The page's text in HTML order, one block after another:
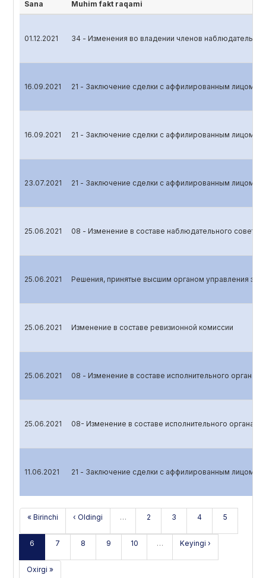
Sana Muhim fakt raqami
01.12.2021 34 - Изменения во владении членов
16.09.2021 21 - Заключение сделки с аффилированным лицом
16.09.2021 21 - Заключение сделки с аффилированным лицом
23.07.2021 21 - Заключение сделки с аффилированным лицом
25.06.2021 08 - Изменение в составе наблюдательного совета
25.06.2021 Решения, принятые высшим органом управления
25.06.2021 Изменение в составе ревизионной комиссии
25.06.2021 08 - Изменение в составе исполнительного органа
25.06.2021 08- Изменение в составе исполнительного органа
11.06.2021 21 - Заключение сделки с аффилированным лицом
« Birinchi ‹ Oldingi … 2 3 4 5
6 7 8 9 10 … Keyingi ›
Oxirgi »